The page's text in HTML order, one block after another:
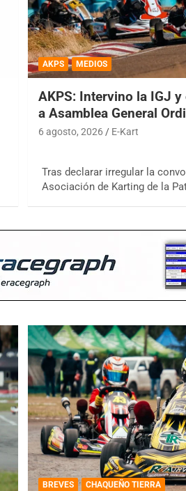
AKPS MEDIOS
AKPS: Intervino la IGJ
a Asamblea General
6 agosto, 2026 E-Kart
Tras declarar irregular la
Asociación de Karting de la
BREVES CHAQUEÑO TIERRA